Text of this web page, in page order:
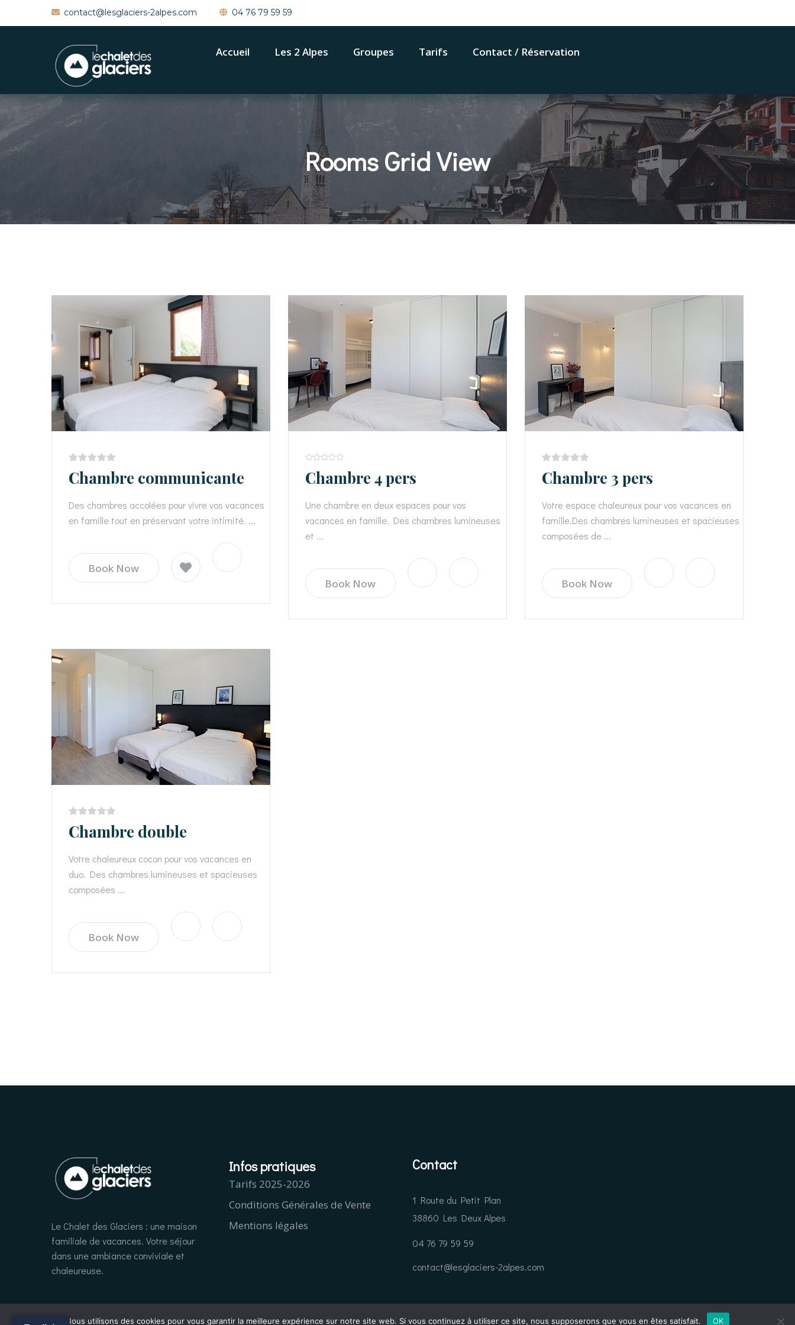
contact@lesglaciers-2alpes.com 04 76 79 59 59
Accueil Les 2 Alpes Groupes Tarifs Contact / Réservation
Rooms Grid View
Chambre communicante
Des chambres accolées pour vivre vos vacances
en famille tout en préservant votre intimité. ...
Book Now
Chambre 4 pers
Une chambre en deux espaces pour vos
vacances en famille. Des chambres lumineuses
et ...
Book Now
Chambre 3 pers
Votre espace chaleureux pour vos vacances en
famille.Des chambres lumineuses et spacieuses
composées de ...
Book Now
Chambre double
Votre chaleureux cocon pour vos vacances en
duo. Des chambres lumineuses et spacieuses
composées ...
Book Now
Le Chalet des Glaciers : une maison
familiale de vacances. Votre séjour
dans une ambiance conviviale et
chaleureuse.
Infos pratiques
Tarifs 2025-2026
Conditions Générales de Vente
Mentions légales
Contact
1 Route du Petit Plan
38860 Les Deux Alpes
04 76 79 59 59
contact@lesglaciers-2alpes.com
Nous utilisons des cookies pour vous garantir la meilleure expérience sur notre site web. Si vous continuez à utiliser ce site, nous supposerons que vous en êtes satisfait. OK